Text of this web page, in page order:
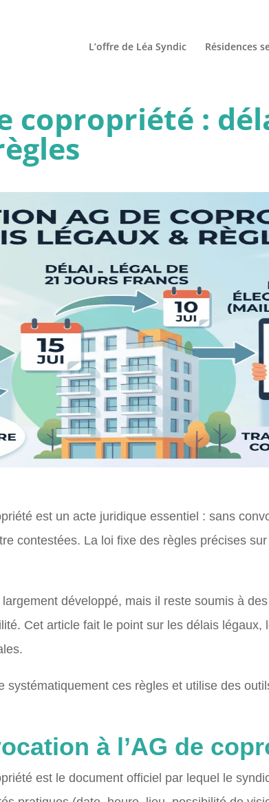
L’offre de Léa Syndic Résidences
copropriété :
est un acte juridique essentiel : sans
contestées. La loi fixe des règles précises
développé, mais il reste soumis à
Cet article fait le point sur les délais légaux,
ces règles et utilise des
à l’AG de
est le document officiel par lequel le